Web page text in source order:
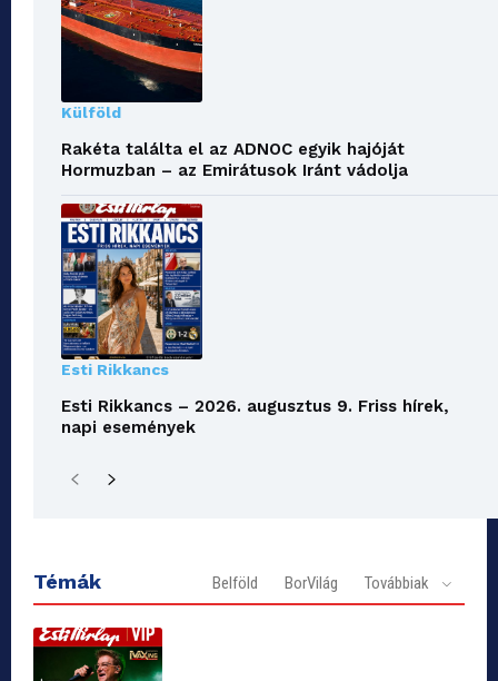
Külföld
Rakéta találta el az ADNOC egyik hajóját
Hormuzban – az Emirátusok Iránt vádolja
Esti Rikkancs
Esti Rikkancs – 2026. augusztus 9. Friss hírek,
napi események
Témák Belföld BorVilág Továbbiak